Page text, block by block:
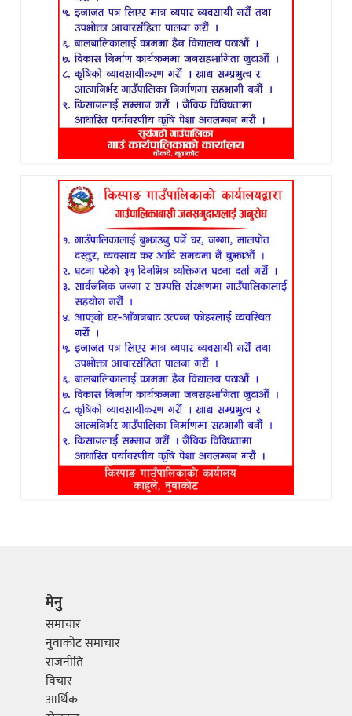
मेनु
समाचार
नुवाकोट समाचार
राजनीति
विचार
आर्थिक